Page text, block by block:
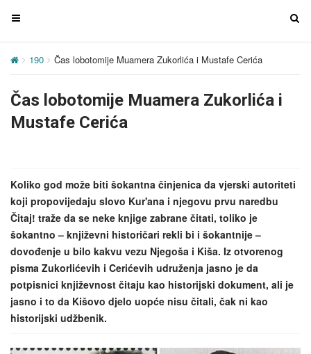
T
g
e
n
g
a
t
i
o
n
T
g
190 Čas lobotomije Muamera Zukorlića i Mustafe Cerića
Čas lobotomije Muamera Zukorlića i
Mustafe Cerića
Koliko god može biti šokantna činjenica da vjerski autoriteti
koji propovijedaju slovo Kur'ana i njegovu prvu naredbu
Čitaj! traže da se neke knjige zabrane čitati, toliko je
šokantno – književni historičari rekli bi i šokantnije –
dovođenje u bilo kakvu vezu Njegoša i Kiša. Iz otvorenog
pisma Zukorlićevih i Cerićevih udruženja jasno je da
potpisnici književnost čitaju kao historijski dokument, ali je
jasno i to da Kišovo djelo uopće nisu čitali, čak ni kao
historijski udžbenik.